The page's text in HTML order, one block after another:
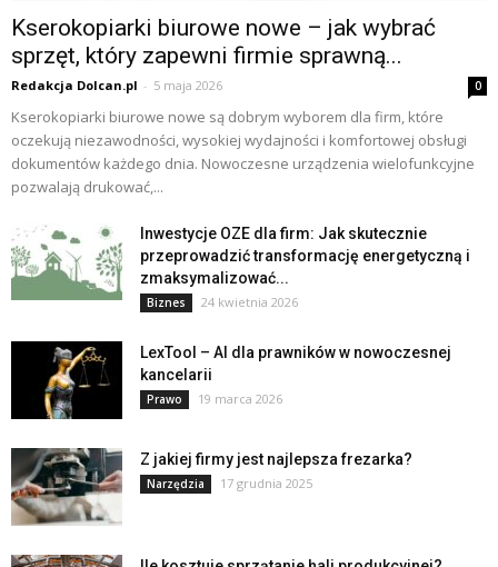
Kserokopiarki biurowe nowe – jak wybrać
sprzęt, który zapewni firmie sprawną...
Redakcja Dolcan.pl - 5 maja 2026 0
Kserokopiarki biurowe nowe są dobrym wyborem dla firm, które
oczekują niezawodności, wysokiej wydajności i komfortowej obsługi
dokumentów każdego dnia. Nowoczesne urządzenia wielofunkcyjne
pozwalają drukować,...
Inwestycje OZE dla firm: Jak skutecznie
przeprowadzić transformację energetyczną i
zmaksymalizować...
Biznes 24 kwietnia 2026
LexTool – AI dla prawników w nowoczesnej
kancelarii
Prawo 19 marca 2026
Z jakiej firmy jest najlepsza frezarka?
Narzędzia 17 grudnia 2025